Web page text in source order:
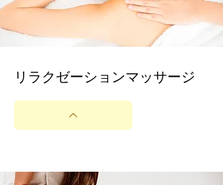
​リラクゼーションマッサージ